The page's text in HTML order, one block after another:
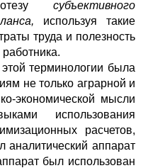
субъективного
используя такие
труда и полезность
терминологии была
не только аграрной и
экономической мысли
использования
расчетов,
аналитический аппарат
был использован